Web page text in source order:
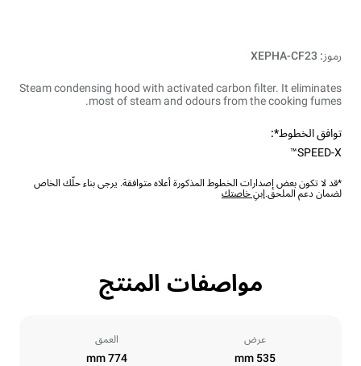
رموز: XEPHA-CF23
Steam condensing hood with activated carbon filter. It eliminates
most of steam and odours from the cooking fumes.
توافق الخطوط*:
SPEED-X™
*قد لا تكون بعض إصدارات الخطوط المذكورة أعلاه متوافقة. يرجى بناء حلّك الخاص
لضمان دعم الملحق.ابنِ خاصتك
مواصفات المنتج
عرض
535 mm
العمق
774 mm